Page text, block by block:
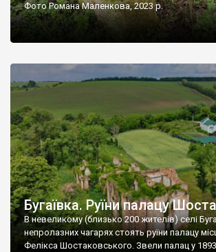
Фото Романа Маленкова, 2023 р.
Бугаївка. Руїни палацу
В невеликому (близько 200 жителів) селі
непролазних чагарях стоять руїни палацу
Фелікса Шостаковського. Звели палац у